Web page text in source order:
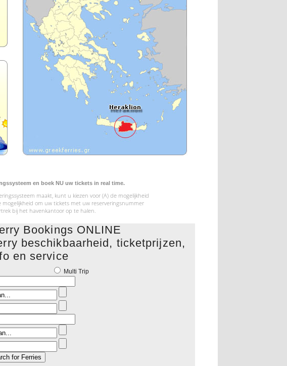
en boek NU uw tickets in real time.
maakt, kunt u kiezen voor (A) de mogelijkheid
om uw tickets met uw reserveringsnummer
bij het havenkantoor op te halen.
Bookings ONLINE
beschikbaarheid, ticketprijzen,
en service
Multi Trip